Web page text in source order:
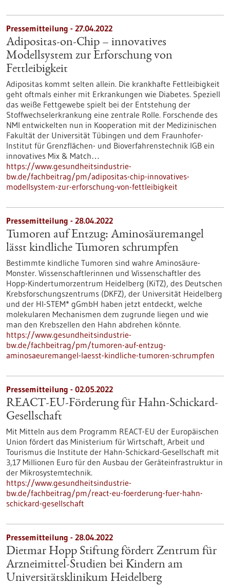
Pressemitteilung - 27.04.2022
Adipositas-on-Chip – innovatives
Modellsystem zur Erforschung von
Fettleibigkeit
Adipositas kommt selten allein. Die krankhafte Fettleibigkeit
geht oftmals einher mit Erkrankungen wie Diabetes. Speziell
das weiße Fettgewebe spielt bei der Entstehung der
Stoffwechselerkrankung eine zentrale Rolle. Forschende des
NMI entwickelten nun in Kooperation mit der Medizinischen
Fakultät der Universität Tübingen und dem Fraunhofer-
Institut für Grenzflächen- und Bioverfahrenstechnik IGB ein
innovatives Mix & Match…
https://www.gesundheitsindustrie-
bw.de/fachbeitrag/pm/adipositas-chip-innovatives-
modellsystem-zur-erforschung-von-fettleibigkeit
Pressemitteilung - 28.04.2022
Tumoren auf Entzug: Aminosäuremangel
lässt kindliche Tumoren schrumpfen
Bestimmte kindliche Tumoren sind wahre Aminosäure-
Monster. Wissenschaftlerinnen und Wissenschaftler des
Hopp-Kindertumorzentrum Heidelberg (KiTZ), des Deutschen
Krebsforschungszentrums (DKFZ), der Universität Heidelberg
und der HI-STEM* gGmbH haben jetzt entdeckt, welche
molekularen Mechanismen dem zugrunde liegen und wie
man den Krebszellen den Hahn abdrehen könnte.
https://www.gesundheitsindustrie-
bw.de/fachbeitrag/pm/tumoren-auf-entzug-
aminosaeuremangel-laesst-kindliche-tumoren-schrumpfen
Pressemitteilung - 02.05.2022
REACT-EU-Förderung für Hahn-Schickard-
Gesellschaft
Mit Mitteln aus dem Programm REACT-EU der Europäischen
Union fördert das Ministerium für Wirtschaft, Arbeit und
Tourismus die Institute der Hahn-Schickard-Gesellschaft mit
3,17 Millionen Euro für den Ausbau der Geräteinfrastruktur in
der Mikrosystemtechnik.
https://www.gesundheitsindustrie-
bw.de/fachbeitrag/pm/react-eu-foerderung-fuer-hahn-
schickard-gesellschaft
Pressemitteilung - 28.04.2022
Dietmar Hopp Stiftung fördert Zentrum für
Arzneimittel-Studien bei Kindern am
Universitätsklinikum Heidelberg